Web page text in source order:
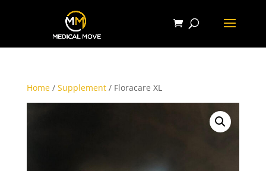
Home/ Supplement/ Floracare XL